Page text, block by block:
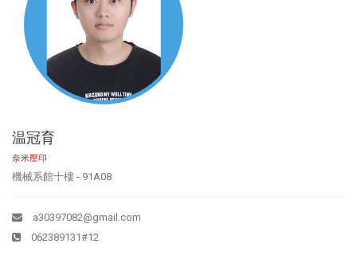
温冠育
奈米壓印
機械系館十樓 - 91A08
a30397082@gmail.com
062389131#12